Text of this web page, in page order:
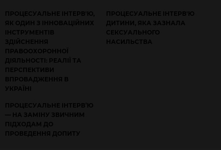
ПРОЦЕСУАЛЬНЕ ІНТЕРВ'Ю,
ЯК ОДИН З ІННОВАЦІЙНИХ
ІНСТРУМЕНТІВ
ЗДІЙСНЕННЯ
ПРАВООХОРОННОЇ
ДІЯЛЬНОСТІ: РЕАЛІЇ ТА
ПЕРСПЕКТИВИ
ВПРОВАДЖЕННЯ В
УКРАЇНІ
ПРОЦЕСУАЛЬНЕ ІНТЕРВ'Ю
ДИТИНИ, ЯКА ЗАЗНАЛА
СЕКСУАЛЬНОГО
НАСИЛЬСТВА
ПРОЦЕСУАЛЬНЕ ІНТЕРВ’Ю
— НА ЗАМІНУ ЗВИЧНИМ
ПІДХОДАМ ДО
ПРОВЕДЕННЯ ДОПИТУ